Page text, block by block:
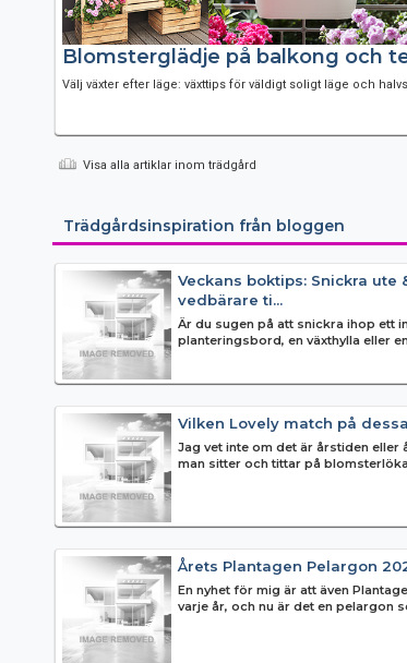
Blomsterglädje på balkong och
Välj växter efter läge: växttips för väldigt soligt läge och
Visa alla artiklar inom trädgård
Trädgårdsinspiration från bloggen
Veckans boktips: Snickra ute
vedbärare ti...
Är du sugen på att snickra ihop ett
planteringsbord, en växthylla eller
Vilken Lovely match på
Jag vet inte om det är årstiden eller
man sitter och tittar på
Årets Plantagen Pelargon
En nyhet för mig är att även
varje år, och nu är det en pelargon